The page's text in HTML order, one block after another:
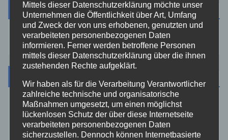
Suche
Aktuelles
Allgemein
Mittels dieser Datenschutzerklärung möchte unser
Unternehmen die Öffentlichkeit über Art, Umfang
und Zweck der von uns erhobenen, genutzten und
verarbeiteten personenbezogenen Daten
informieren. Ferner werden betroffene Personen
mittels dieser Datenschutzerklärung über die ihnen
zustehenden Rechte aufgeklärt.
Wir haben als für die Verarbeitung Verantwortlicher
zahlreiche technische und organisatorische
Maßnahmen umgesetzt, um einen möglichst
lückenlosen Schutz der über diese Internetseite
verarbeiteten personenbezogenen Daten
sicherzustellen. Dennoch können Internetbasierte